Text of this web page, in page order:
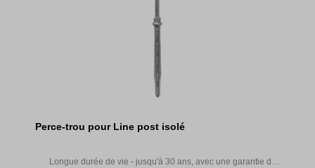
Perce-trou pour Line post isolé
Longue durée de vie - jusqu'à 30 ans, avec une garantie de